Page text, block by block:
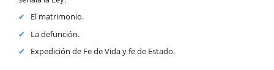
El matrimonio.
La defunción.
Expedición de Fe de Vida y fe de Estado.